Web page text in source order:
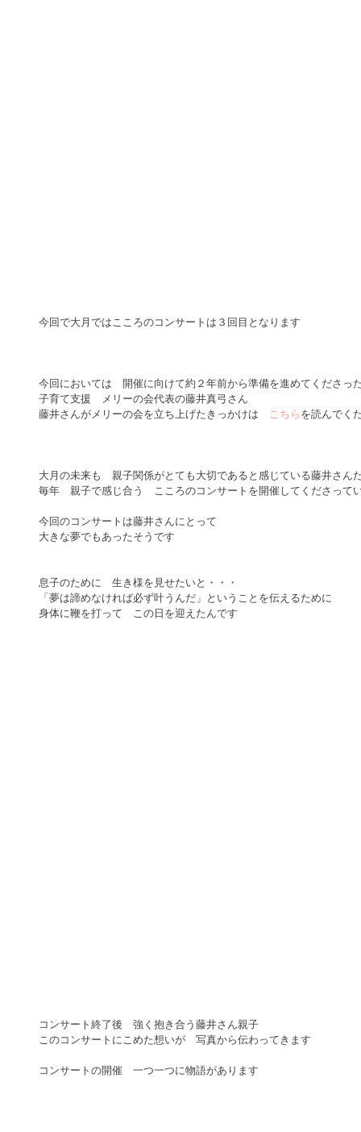
今回で大月ではこころのコンサートは３回目となります
今回においては　開催に向けて約２年前から準備を進めてくださっ
子育て支援　メリーの会代表の藤井真弓さん
藤井さんがメリーの会を立ち上げたきっかけは こちらを読んでく
大月の未来も　親子関係がとても大切であると感じている藤井さん
毎年　親子で感じ合う　こころのコンサートを開催してくださって
今回のコンサートは藤井さんにとって
大きな夢でもあったそうです
息子のために　生き様を見せたいと・・・
「夢は諦めなければ必ず叶うんだ」ということを伝えるために
身体に鞭を打って　この日を迎えたんです
コンサート終了後　強く抱き合う藤井さん親子
このコンサートにこめた想いが　写真から伝わってきます
コンサートの開催　一つ一つに物語があります